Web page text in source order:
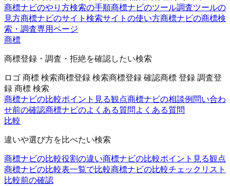
商標ナビのやり方検索の手順商標ナビのツール調査ツールの
見方商標ナビのサイト 検索サイトの使い方商標ナビの商標検
索・調査専用ページ
商標
商標登録・調査・拒絶を確認したい検索
ロゴ 商標 検索商標登録 検索商標登録 確認商標 登録 調査登
録 商標 検索
商標ナビの比較ポイント 見る観点商標ナビの相談例 問い合わ
せ前の確認商標ナビのよくある質問 よくある質問
比較
違いや選び方を比べたい検索
商標ナビの比較役割の違い商標ナビの比較ポイント 見る観点
商標ナビの比較表一覧で比較商標ナビの比較チェックリスト
比較前の確認